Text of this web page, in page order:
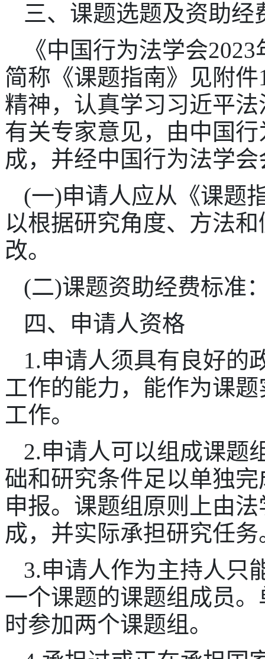
三、课题选题及资助经
《中国行为法学会
简称《课题指南》见附
精神，认真学习习近平
有关专家意见，由中国
成，并经中国行为法学
(一)申请人应从《课题
以根据研究角度、方法
改。
(二)课题资助经费标准
四、申请人资格
1.申请人须具有良好的
工作的能力，能作为课
工作。
2.申请人可以组成课题
础和研究条件足以单独
申报。课题组原则上由
成，并实际承担研究任务
3.申请人作为主持人只
一个课题的课题组成员
时参加两个课题组。